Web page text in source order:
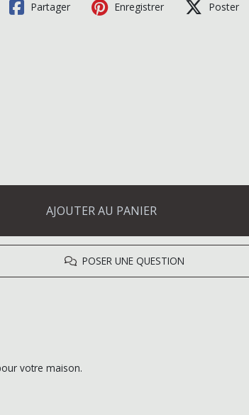
Partager Enregistrer Poster
AJOUTER AU PANIER
POSER UNE QUESTION
votre maison.